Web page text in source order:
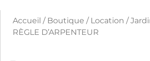
Accueil / Boutique / Location /
RÈGLE D’ARPENTEUR